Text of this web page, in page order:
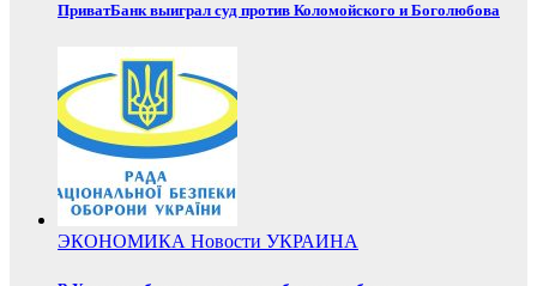
ПриватБанк выиграл суд против Коломойского и Боголюбова
ЭКОНОМИКА Новости УКРАИНА